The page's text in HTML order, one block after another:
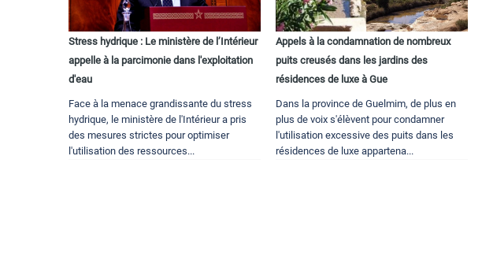
Stress hydrique : Le ministère de l’Intérieur
appelle à la parcimonie dans l'exploitation
d'eau
Face à la menace grandissante du stress
hydrique, le ministère de l'Intérieur a pris
des mesures strictes pour optimiser
l'utilisation des ressources...
Appels à la condamnation de nombreux
puits creusés dans les jardins des
résidences de luxe à Gue
Dans la province de Guelmim, de plus en
plus de voix s'élèvent pour condamner
l'utilisation excessive des puits dans les
résidences de luxe appartena...